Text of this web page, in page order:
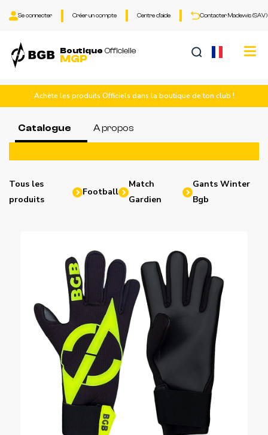
Centre d'aide Contacter Madewis (SAV)
Créer un compte
Se connecter
Boutique Officielle
MGP
Achète les produits Officiels dans la boutique de ton club !
Catalogue A propos
Tous les
produits
Football
Match
Gardien
Gants Winter
Bgb